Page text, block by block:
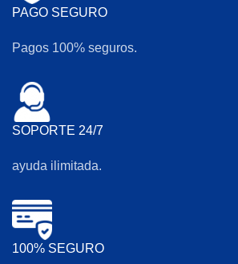
PAGO SEGURO
Pagos 100% seguros.
SOPORTE 24/7
ayuda ilimitada.
100% SEGURO